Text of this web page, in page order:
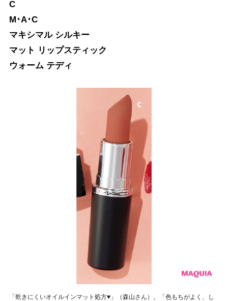
C
M･A･C
マキシマル シルキー
マット リップスティック
ウォーム テディ
「乾きにくいオイルインマット処方♥」（森山さん）。「色もちがよく、し